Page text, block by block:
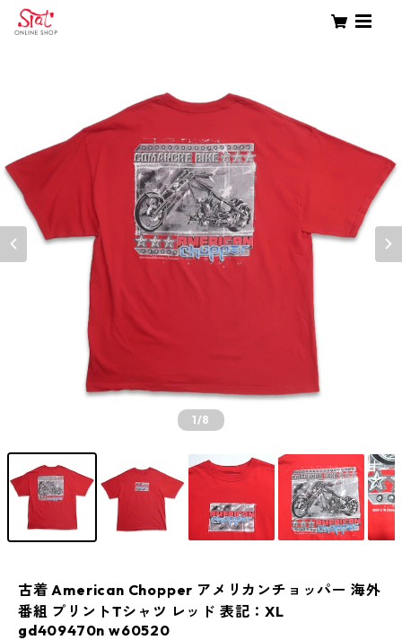
1/8
古着 American Chopper アメリカンチョッパー 海外
番組 プリントTシャツ レッド 表記：XL
gd409470n w60520